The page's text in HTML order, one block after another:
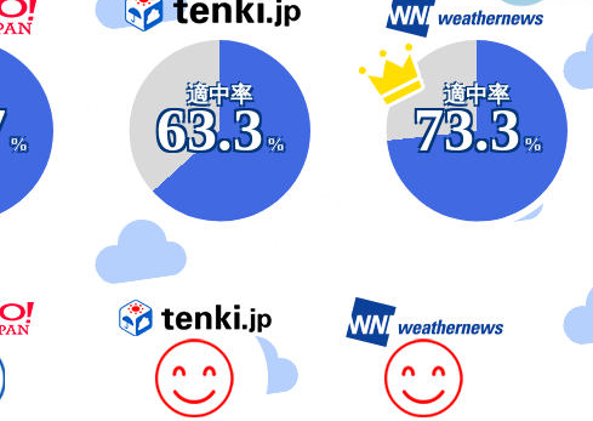
%
適中率
63.3
%
適中率
73.3
%